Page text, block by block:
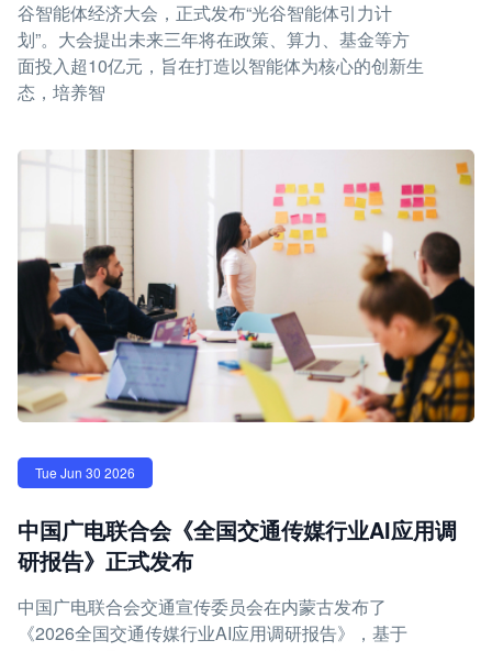
谷智能体经济大会，正式发布“光谷智能体引力计
划”。大会提出未来三年将在政策、算力、基金等方
面投入超10亿元，旨在打造以智能体为核心的创新生
态，培养智
Tue Jun 30 2026
中国广电联合会《全国交通传媒行业AI应用调
研报告》正式发布
中国广电联合会交通宣传委员会在内蒙古发布了
《2026全国交通传媒行业AI应用调研报告》，基于